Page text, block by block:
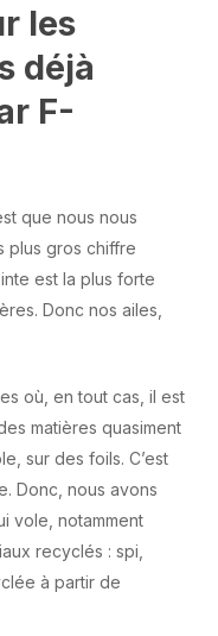
les
déjà
F-
que nous nous
plus gros chiffre
est la plus forte
Donc nos ailes,
où, en tout cas, il est
matières quasiment
sur des foils. C’est
Donc, nous avons
vole, notamment
recyclés : spi,
à partir de